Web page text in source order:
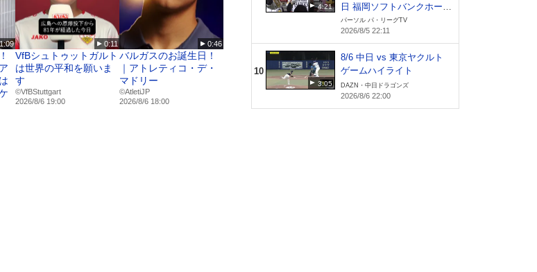
1:09 0:11
VfBシュトゥットガルト
は世界の平和を願いま
す
©VfBStuttgart
2026/8/6 19:00
0:46
バルガスのお誕生日！
｜アトレティコ・デ・
マドリー
©️AtletiJP
2026/8/6 18:00
4:21
日 福岡ソフトバンクホーク
ス 対 北海道日本ハムファ
イターズ
パーソル パ・リーグTV
2026/8/5 22:11
10
3:05
8/6 中日 vs 東京ヤクルト
ゲームハイライト
DAZN・中日ドラゴンズ
2026/8/6 22:00